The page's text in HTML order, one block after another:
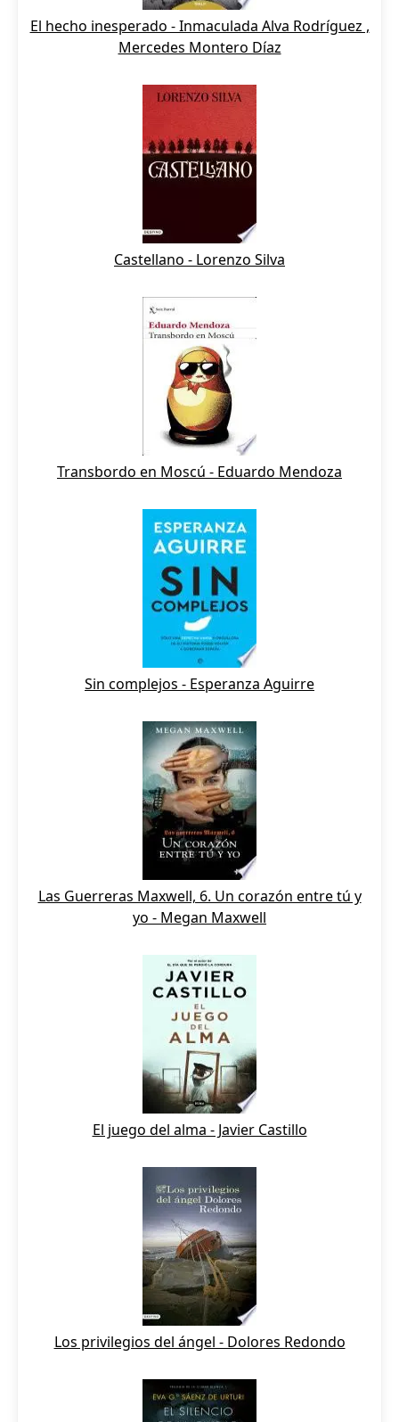
El hecho inesperado - Inmaculada Alva Rodríguez ,
Mercedes Montero Díaz
Castellano - Lorenzo Silva
Transbordo en Moscú - Eduardo Mendoza
Sin complejos - Esperanza Aguirre
Las Guerreras Maxwell, 6. Un corazón entre tú y
yo - Megan Maxwell
El juego del alma - Javier Castillo
Los privilegios del ángel - Dolores Redondo